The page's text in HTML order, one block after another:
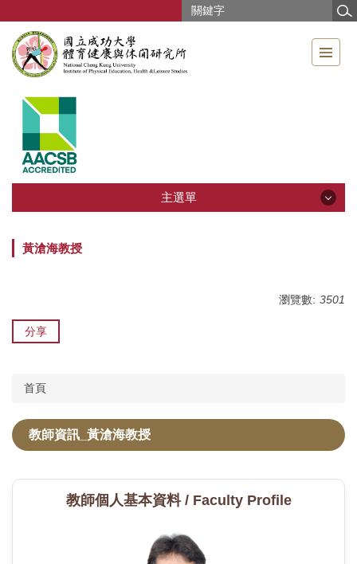
主
要
主選單
本所簡介
碩士班
碩專班
論文計畫審查口試
黃滄海教授
瀏覽數: 3501
分享
首頁
教師資訊_黃滄海教授
教師個人基本資料 / Faculty Profile